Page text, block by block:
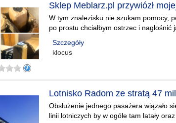
Sklep Meblarz.pl przywiózł
W tym znalezisku nie szukam pomocy,
po prostu chciałbym ostrzec i
Szczegóły
klocus
Lotnisko Radom ze stratą 47
Obsłużenie jednego pasażera wiązało
linii lotniczych by w ogóle tam latały